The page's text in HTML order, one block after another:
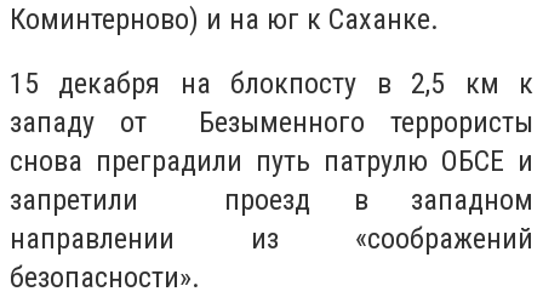
Коминтерново) и на юг к Саханке.
15 декабря на блокпосту в 2,5 км к
западу от Безыменного террористы
снова преградили путь патрулю ОБСЕ и
запретили проезд в западном
направлении из «соображений
безопасности».